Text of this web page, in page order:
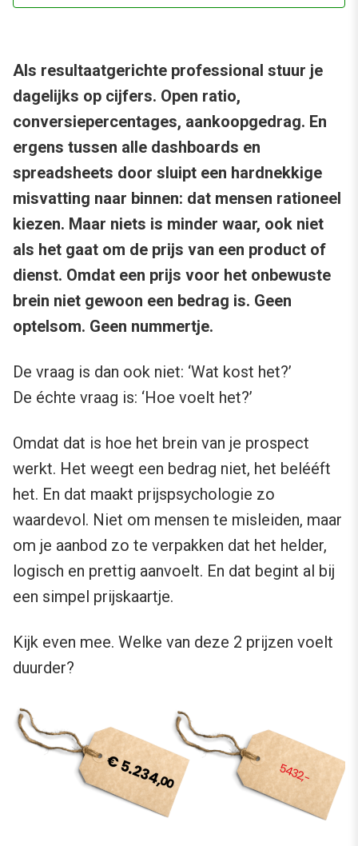
Als resultaatgerichte professional stuur je
dagelijks op cijfers. Open ratio,
conversiepercentages, aankoopgedrag. En
ergens tussen alle dashboards en
spreadsheets door sluipt een hardnekkige
misvatting naar binnen: dat mensen rationeel
kiezen. Maar niets is minder waar, ook niet
als het gaat om de prijs van een product of
dienst. Omdat een prijs voor het onbewuste
brein niet gewoon een bedrag is. Geen
optelsom. Geen nummertje.
De vraag is dan ook niet: ‘Wat kost het?’
De échte vraag is: ‘Hoe voelt het?’
Omdat dat is hoe het brein van je prospect
werkt. Het weegt een bedrag niet, het belééft
het. En dat maakt prijspsychologie zo
waardevol. Niet om mensen te misleiden, maar
om je aanbod zo te verpakken dat het helder,
logisch en prettig aanvoelt. En dat begint al bij
een simpel prijskaartje.
Kijk even mee. Welke van deze 2 prijzen voelt
duurder?